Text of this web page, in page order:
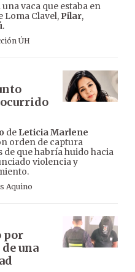
vaca que estaba en
Loma Clavel, Pilar,
.
ÚH
de Leticia Marlene
orden de captura
que habría huido hacia
violencia y
Aquino
por
una